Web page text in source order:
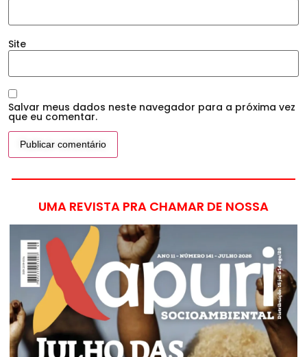
Site
Salvar meus dados neste navegador para a próxima vez
que eu comentar.
UMA REVISTA PRA CHAMAR DE NOSSA